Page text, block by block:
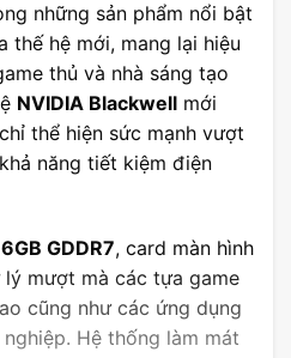
những sản phẩm nổi bật
thế hệ mới, mang lại hiệu
thủ và nhà sáng tạo
NVIDIA Blackwell mới
thể hiện sức mạnh vượt
năng tiết kiệm điện
GDDR7, card màn hình
mượt mà các tựa game
cũng như các ứng dụng
Hệ thống làm mát